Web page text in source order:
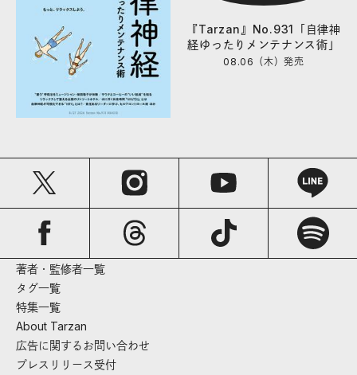
『Tarzan』No.931「自律神
経ゆったりメンテナンス術」
08.06（木）発売
著者・監修者一覧
タグ一覧
特集一覧
About Tarzan
広告に関するお問い合わせ
プレスリリース受付